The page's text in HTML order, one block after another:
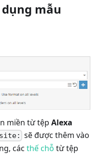
mẫu
miền từ tệp Alexa
site: sẽ được thêm vào
các thế chỗ từ tệp